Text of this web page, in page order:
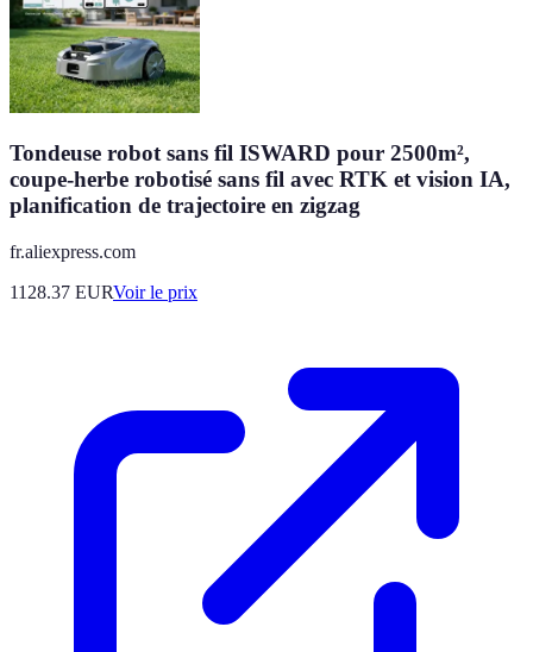
Tondeuse robot sans fil ISWARD pour 2500m²,
coupe-herbe robotisé sans fil avec RTK et vision IA,
planification de trajectoire en zigzag
fr.aliexpress.com
1128.37 EURVoir le prix